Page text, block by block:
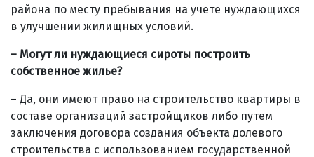
района по месту пребывания на учете нуждающихся
в улучшении жилищных условий.
– Могут ли нуждающиеся сироты построить
собственное жилье?
– Да, они имеют право на строительство квартиры в
составе организаций застройщиков либо путем
заключения договора создания объекта долевого
строительства с использованием государственной